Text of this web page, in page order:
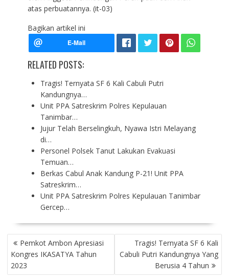
atas perbuatannya. (it-03)
Bagikan artikel ini
RELATED POSTS:
Tragis! Ternyata SF 6 Kali Cabuli Putri
Kandungnya…
Unit PPA Satreskrim Polres Kepulauan
Tanimbar…
Jujur Telah Berselingkuh, Nyawa Istri Melayang
di…
Personel Polsek Tanut Lakukan Evakuasi
Temuan…
Berkas Cabul Anak Kandung P-21! Unit PPA
Satreskrim…
Unit PPA Satreskrim Polres Kepulauan Tanimbar
Gercep…
P
O
S
T
Pemkot Ambon Apresiasi
Kongres IKASATYA Tahun
2023
Tragis! Ternyata SF 6 Kali
Cabuli Putri Kandungnya Yang
Berusia 4 Tahun